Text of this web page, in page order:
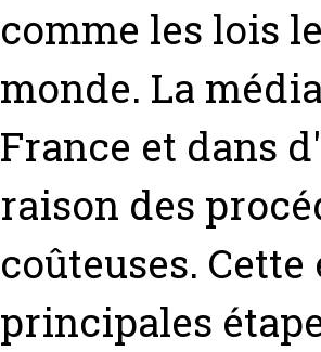
comme les lois
monde. La
France et dans
raison des
coûteuses.
principales